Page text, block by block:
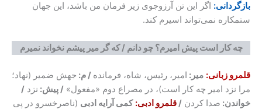
بازگردانی: اگر این تن آرزوجوی زیر فرمان من باشد، این جهان
ستمکاره نمی‌تواند اسیرم کند.
چه کار است پیش امیرم؟ چو دانم / که گر میر پیشم نخواند نمیرم
قلمرو زبانی: میر: امیر، رئیس، شاه، فرمانده / م: جهش ضمیر (نهاد؛
مرا نزد امیر چه کار است)، در مصراع دوم «مفعول» / پیش: نزد /
خواندن: صدا کردن /قلمرو ادبی: کمی آرایه ادبی (ناصرخسرو در پی